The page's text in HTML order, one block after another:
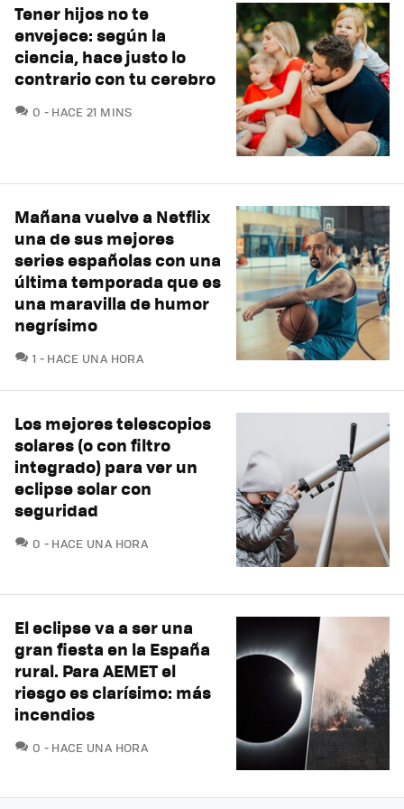
Tener hijos no te
envejece: según la
ciencia, hace justo lo
contrario con tu cerebro
0 COMENTARIOS
HACE 21 MINS
Mañana vuelve a Netflix
una de sus mejores
series españolas con una
última temporada que es
una maravilla de humor
negrísimo
1 COMENTARIOS
HACE UNA HORA
Los mejores telescopios
solares (o con filtro
integrado) para ver un
eclipse solar con
seguridad
0 COMENTARIOS
HACE UNA HORA
El eclipse va a ser una
gran fiesta en la España
rural. Para AEMET el
riesgo es clarísimo: más
incendios
0 COMENTARIOS
HACE UNA HORA